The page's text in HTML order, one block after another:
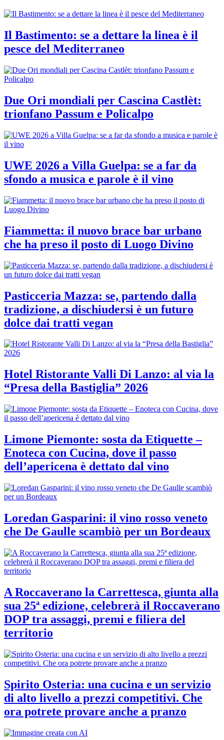
Il Bastimento: se a dettare la linea è il
pesce del Mediterraneo
Due Ori mondiali per Cascina Castlèt:
trionfano Passum e Policalpo
UWE 2026 a Villa Guelpa: se a far da
sfondo a musica e parole è il vino
Fiammetta: il nuovo brace bar urbano
che ha preso il posto di Luogo Divino
Pasticceria Mazza: se, partendo dalla
tradizione, a dischiudersi è un futuro
dolce dai tratti vegan
Hotel Ristorante Valli Di Lanzo: al via la
“Presa della Bastiglia” 2026
Limone Piemonte: sosta da Etiquette –
Enoteca con Cucina, dove il passo
dell’apericena è dettato dal vino
Loredan Gasparini: il vino rosso veneto
che De Gaulle scambiò per un Bordeaux
A Roccaverano la Carrettesca, giunta alla
sua 25ª edizione, celebrerà il Roccaverano
DOP tra assaggi, premi e filiera del
territorio
Spirito Osteria: una cucina e un servizio
di alto livello a prezzi competitivi. Che
ora potrete provare anche a pranzo